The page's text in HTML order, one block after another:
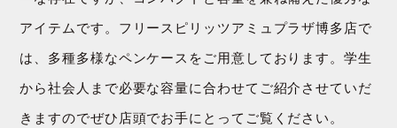
アイテムです。フリースピリッツアミュプラザ博多店で
は、多種多様なペンケースをご用意しております。学生
から社会人まで必要な容量に合わせてご紹介させていだ
きますのでぜひ店頭でお手にとってご覧ください。